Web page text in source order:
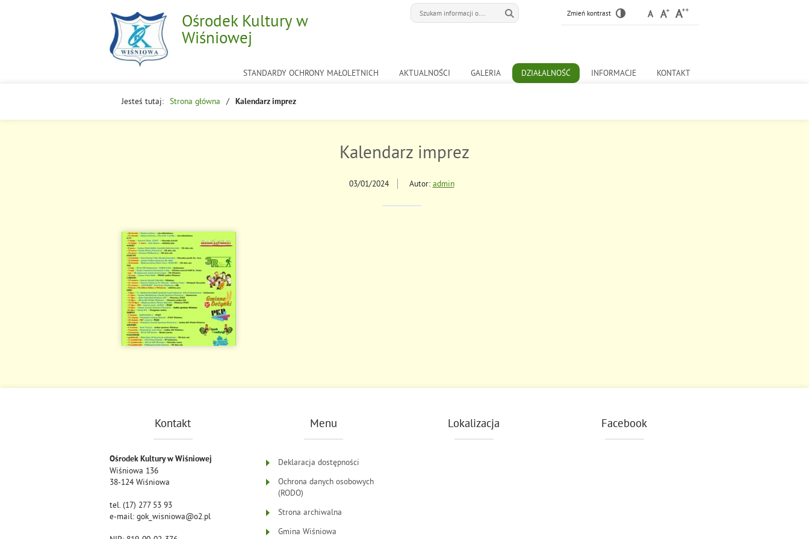
Zmień kontrast
Ośrodek Kultury w
Wiśniowej
STANDARDY OCHRONY MAŁOLETNICH AKTUALNOŚCI GALERIA DZIAŁALNOŚĆ INFORMACJE KONTAKT
Jesteś tutaj: Strona główna Kalendarz imprez
Kalendarz imprez
03/01/2024 Autor: admin
Kontakt
Ośrodek Kultury w Wiśniowej
Wiśniowa 136
38-124 Wiśniowa
tel. (17) 277 53 93
e-mail: gok_wisniowa@o2.pl
Menu
Deklaracja dostępności
Ochrona danych osobowych
(RODO)
Strona archiwalna
Gmina Wiśniowa
Lokalizacja Facebook